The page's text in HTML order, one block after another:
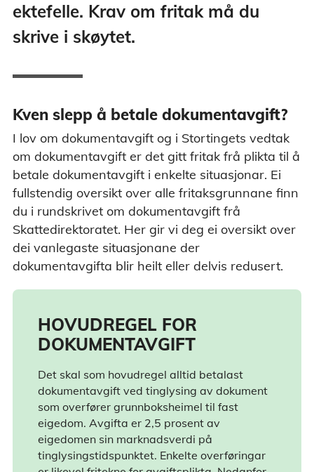
ektefelle. Krav om fritak må du
skrive i skøytet.
Kven slepp å betale dokumentavgift?
I lov om dokumentavgift og i Stortingets vedtak
om dokumentavgift er det gitt fritak frå plikta til å
betale dokumentavgift i enkelte situasjonar. Ei
fullstendig oversikt over alle fritaksgrunnane finn
du i rundskrivet om dokumentavgift frå
Skattedirektoratet. Her gir vi deg ei oversikt over
dei vanlegaste situasjonane der
dokumentavgifta blir heilt eller delvis redusert.
HOVUDREGEL FOR
DOKUMENTAVGIFT
Det skal som hovudregel alltid betalast
dokumentavgift ved tinglysing av dokument
som overfører grunnboksheimel til fast
eigedom. Avgifta er 2,5 prosent av
eigedomen sin marknadsverdi på
tinglysingstidspunktet. Enkelte overføringar